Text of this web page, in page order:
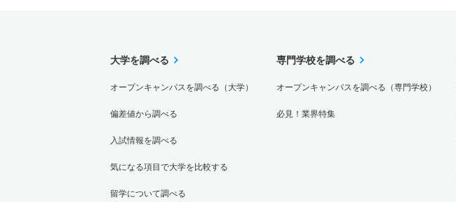
大学を調べる
オープンキャンパスを調べる（大学）
偏差値から調べる
入試情報を調べる
気になる項目で大学を比較する
留学について調べる
専門学校を調べる
オープンキャンパスを調べる（専門学校）
必見！業界特集